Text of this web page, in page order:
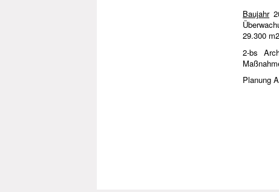
Baujahr
29.300
2-bs
Planung